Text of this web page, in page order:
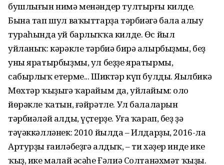
бушлығын нимә менәндер тултырғы килде.
Бына тап шул ваҡыттарҙа тәрбиәгә бала алыу
тураһында уй барлыҡҡа килде. Өс йыл
уйланыҡ: кәрәкле тәрбиә бирә алырбыҙмы, беҙ
уны яратырбыҙмы, ул беҙҙе яратырмы,
сабырлыҡ етерме... Шиктәр күп булды. Яңылбикә
Мөхтәр ҡыҙыгә ҡарайым да, уйлайым: оло
йөрәкле ҡатын, ғәйрәтле. Ул балаларын
тәрбиәләй алды, үҫтерҙе. Уға ҡарап, беҙ ҙә
тәүәккәлләнек: 2010 йылда – Илдарҙы, 2016-ла
Артурҙы ғаиләбеҙгә алдыҡ, – ти хәҙер инде ике
ҡыҙ, ике малай әсәһе Ғәлиә Солтанәхмәт ҡыҙы.